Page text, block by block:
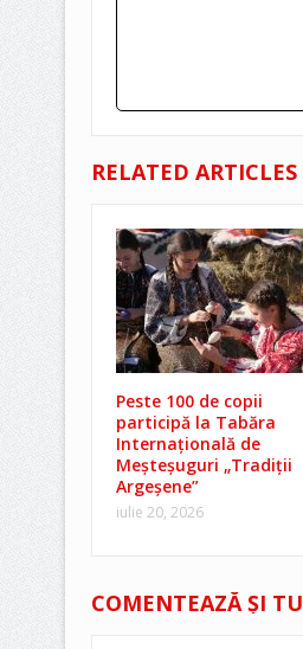
RELATED ARTICLES
Peste 100 de copii
participă la Tabăra
Internațională de
Meșteșuguri „Tradiții
Argeșene”
iulie 20, 2026
COMENTEAZĂ ŞI TU